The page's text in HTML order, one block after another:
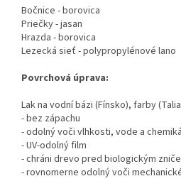
Bočnice - borovica
Priečky - jasan
Hrazda - borovica
Lezecká sieť - polypropylénové lano
Povrchová úprava:
Lak na vodní bázi (Fínsko), farby
- bez zápachu
- odolný voči vlhkosti, vode a
- UV-odolný film
- chráni drevo pred biologickým
- rovnomerne odolný voči